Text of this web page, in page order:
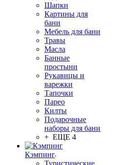
Шапки
Картины для
бани
Мебель для бани
Травы
Масла
Банные
простыни
Рукавицы и
варежки
Тапочки
Парео
Килты
Подарочные
наборы для бани
+ ЕЩЕ 4
Кэмпинг
Туристические